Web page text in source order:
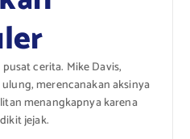
cerita. Mike Davis,
merencanakan aksinya
menangkapnya karena
jejak.